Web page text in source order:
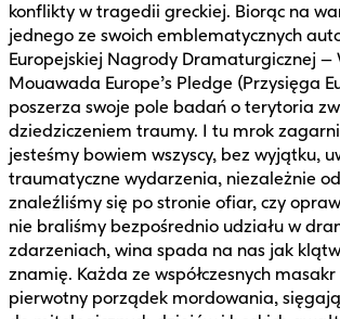
konflikty w tragedii greckiej. Biorąc na
jednego ze swoich emblematycznych
Europejskiej Nagrody Dramaturgicznej –
Mouawada Europe’s Pledge (Przysięga
poszerza swoje pole badań o terytoria
dziedziczeniem traumy. I tu mrok
jesteśmy bowiem wszyscy, bez wyjątku,
traumatyczne wydarzenia, niezależnie
znaleźliśmy się po stronie ofiar, czy
nie braliśmy bezpośrednio udziału w
zdarzeniach, wina spada na nas jak
znamię. Każda ze współczesnych
pierwotny porządek mordowania,